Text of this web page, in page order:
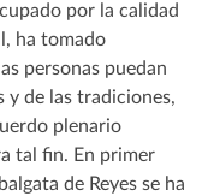
por la calidad
ha tomado
personas puedan
y de las tradiciones,
plenario
tal fin. En primer
de Reyes se ha